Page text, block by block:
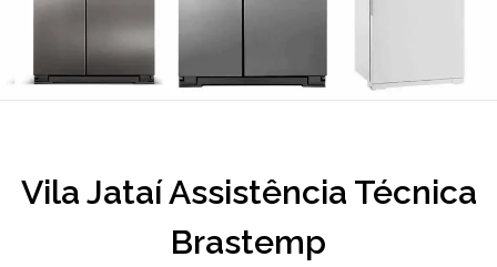
Vila Jataí Assistência Técnica
Brastemp